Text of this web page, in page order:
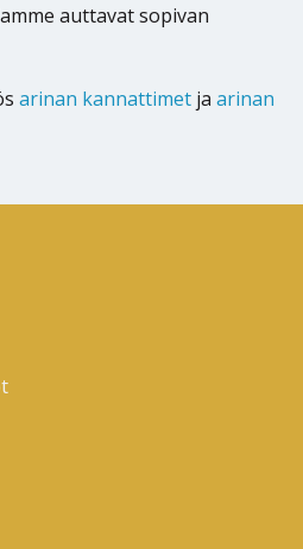
auttavat sopivan
arinan kannattimet ja arinan